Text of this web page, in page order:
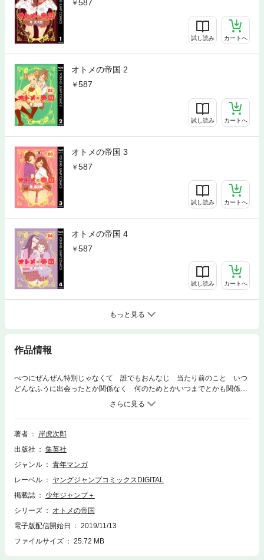
587
試し読み カートへ
オトメの帝国 2
587
試し読み カートへ
オトメの帝国 3
587
試し読み カートへ
オトメの帝国 4
587
試し読み カートへ
もっと見る
作品情報
べつにぜんぜん特別じゃなくて 誰でもおんなじ 当たり前のこと いつ
どんなふうに出会ったとか関係なく 何のためとかいつまでとかも関係な
く ただ単純に 一緒にいたいっていうね
著者
岸虎次郎
出版社
集英社
ジャンル
青年マンガ
レーベル
ヤングジャンプコミックスDIGITAL
掲載誌
少年ジャンプ＋
シリーズ
オトメの帝国
電子版配信開始日
2019/11/13
ファイルサイズ
25.72 MB